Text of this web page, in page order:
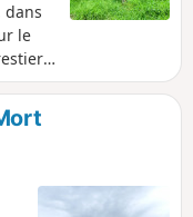
dans
le
a un
ces